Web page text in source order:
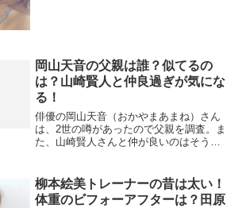
岡山天音の父親は誰？似てるの
は？山崎賢人と仲良過ぎが気にな
る！
俳優の岡山天音（おかやまあまね）さん
は、2世の噂があったので父親を調査。ま
た、山崎賢人さんと仲が良いのはそうい
柳本絵美トレーナーの昔は太い！
体重のビフォーアフターは？田原